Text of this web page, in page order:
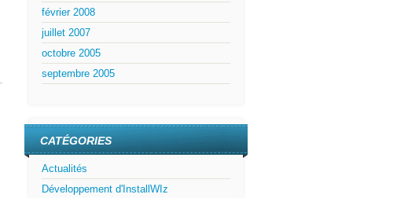
février 2008
juillet 2007
octobre 2005
septembre 2005
CATÉGORIES
Actualités
Développement d'InstallWIz